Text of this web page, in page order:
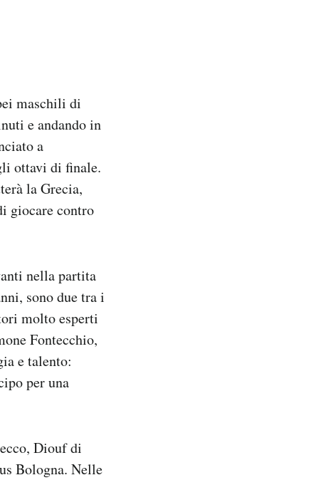
maschili di
e andando in
a
ottavi di finale.
la Grecia,
giocare contro
nella partita
sono due tra i
molto esperti
Fontecchio,
e talento:
per una
Diouf di
Bologna. Nelle